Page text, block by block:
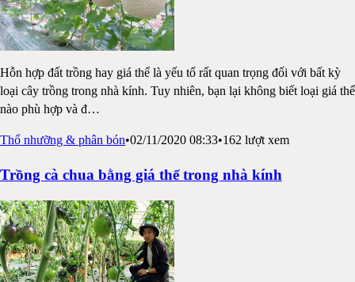
Hỗn hợp đất trồng hay giá thể là yếu tố rất quan trọng đối với bất kỳ
loại cây trồng trong nhà kính. Tuy nhiên, bạn lại không biết loại giá thể
nào phù hợp và đ…
Thổ nhưỡng & phân bón•02/11/2020 08:33•162 lượt xem
Trồng cà chua bằng giá thể trong nhà kính